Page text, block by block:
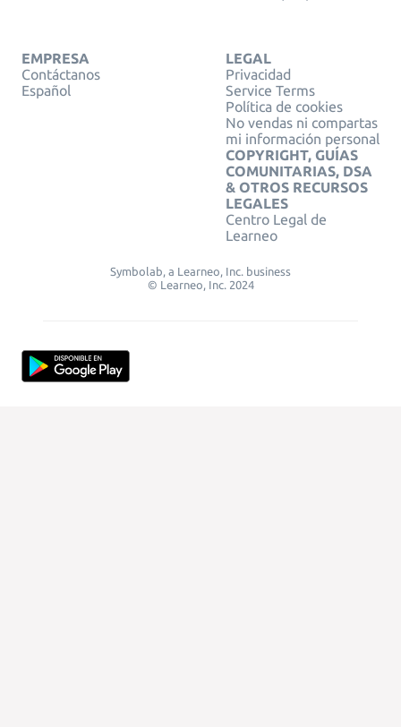
EMPRESA
Contáctanos
Español
LEGAL
Privacidad
Service Terms
Política de cookies
No vendas ni compartas
mi información personal
COPYRIGHT, GUÍAS
COMUNITARIAS, DSA
& OTROS RECURSOS
LEGALES
Centro Legal de
Learneo
Symbolab, a Learneo, Inc. business
© Learneo, Inc. 2024